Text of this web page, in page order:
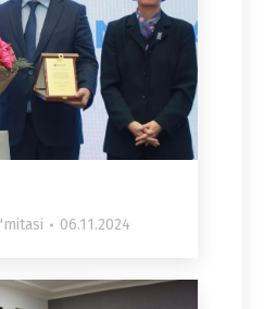
06.11.2024